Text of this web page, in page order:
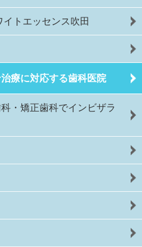
トエッセンス吹田
療に対応する歯科医院
・矯正歯科でインビザラ